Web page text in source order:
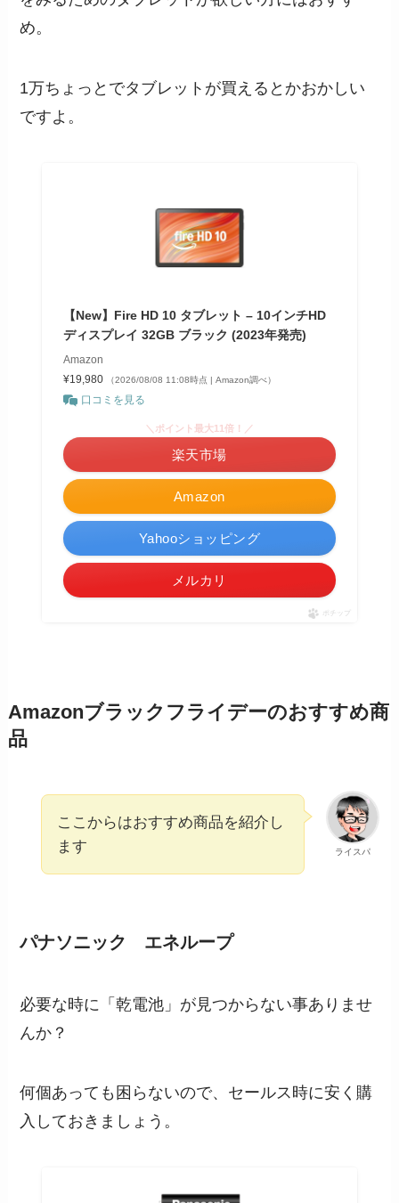
め。
1万ちょっとでタブレットが買えるとかおかしい
ですよ。
【New】Fire HD 10 タブレット – 10インチHD
ディスプレイ 32GB ブラック (2023年発売)
Amazon
¥19,980
（2026/08/08 11:08時点 | Amazon調べ）
口コミを見る
Amazon
＼ポイント最大11倍！／
楽天市場
Yahooショッピング
メルカリ
ポチップ
Amazonブラックフライデーのおすすめ商
品
ライスパ
ここからはおすすめ商品を紹介し
ます
パナソニック エネループ
必要な時に「乾電池」が見つからない事ありませ
んか？
何個あっても困らないので、セールス時に安く購
入しておきましょう。